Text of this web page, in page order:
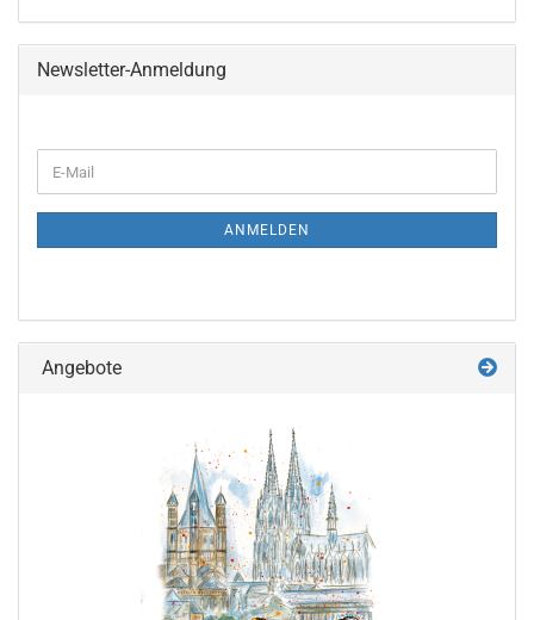
Newsletter-Anmeldung
ZUR
E-
Mail
ANMELDEN
Angebote